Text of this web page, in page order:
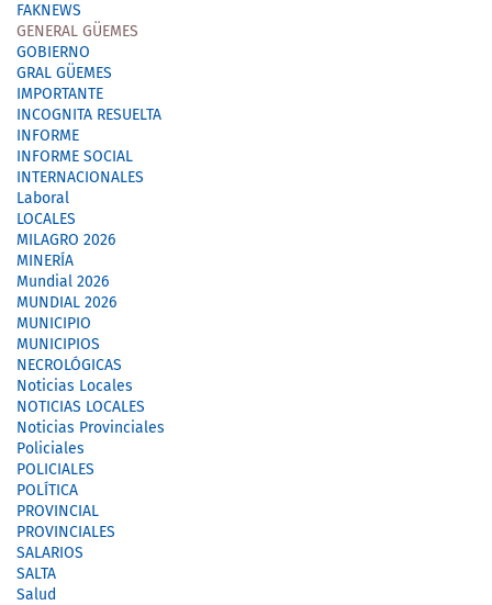
FAKNEWS
GENERAL GÜEMES
GOBIERNO
GRAL GÜEMES
IMPORTANTE
INCOGNITA RESUELTA
INFORME
INFORME SOCIAL
INTERNACIONALES
Laboral
LOCALES
MILAGRO 2026
MINERÍA
Mundial 2026
MUNDIAL 2026
MUNICIPIO
MUNICIPIOS
NECROLÓGICAS
Noticias Locales
NOTICIAS LOCALES
Noticias Provinciales
Policiales
POLICIALES
POLÍTICA
PROVINCIAL
PROVINCIALES
SALARIOS
SALTA
Salud